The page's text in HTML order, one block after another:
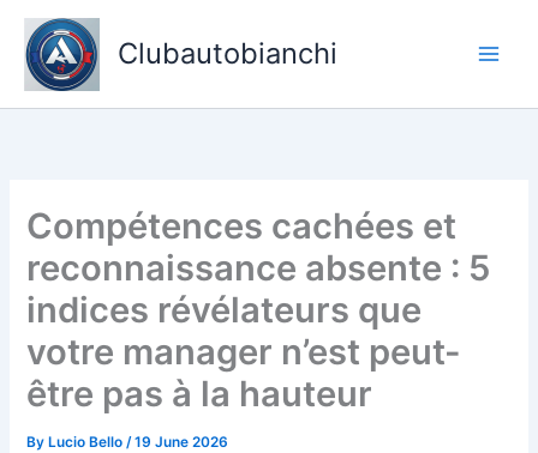
Skip
content
Clubautobianchi
Compétences cachées et
reconnaissance absente : 5
indices révélateurs que
votre manager n’est peut-
être pas à la hauteur
By Lucio Bello/19 June 2026